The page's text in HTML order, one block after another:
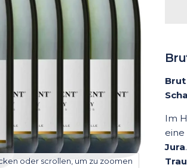
oder scrollen, um zu zoomen
Im
Jura